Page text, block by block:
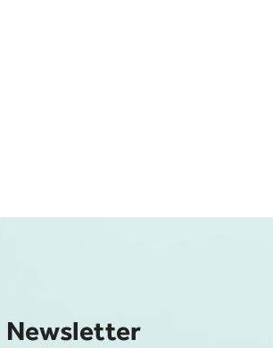
Newsletter